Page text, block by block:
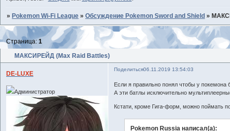
» Pokemon Wi-Fi League »Обсуждение Pokemon Sword and Shield »
МАКСИРЕЙД (Max Raid Battles)
Страница:1
Поделиться06.11.2019 13:54:03
DE-LUXE
Администратор
Если я правильно понял чтобы у покемона
А эти батлы исключительно
Кстати, кроме Гига-форм, можно поймать
Pokemon Russia написал(а):